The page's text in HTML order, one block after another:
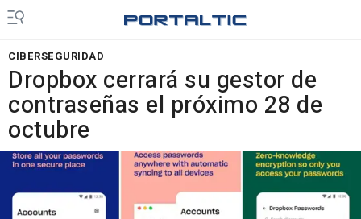
CIBERSEGURIDAD
Dropbox cerrará su gestor de
contraseñas el próximo 28 de
octubre